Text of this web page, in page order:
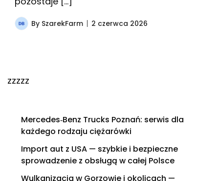
By SzarekFarm 2 czerwca 2026
zzzzz
Mercedes‑Benz Trucks Poznań: serwis dla
każdego rodzaju ciężarówki
Import aut z USA — szybkie i bezpieczne
sprowadzenie z obsługą w całej Polsce
Wulkanizacja w Gorzowie i okolicach —